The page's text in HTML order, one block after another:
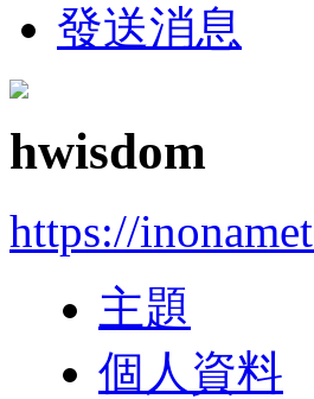
發送消息
hwisdom
https://
主題
個人資料